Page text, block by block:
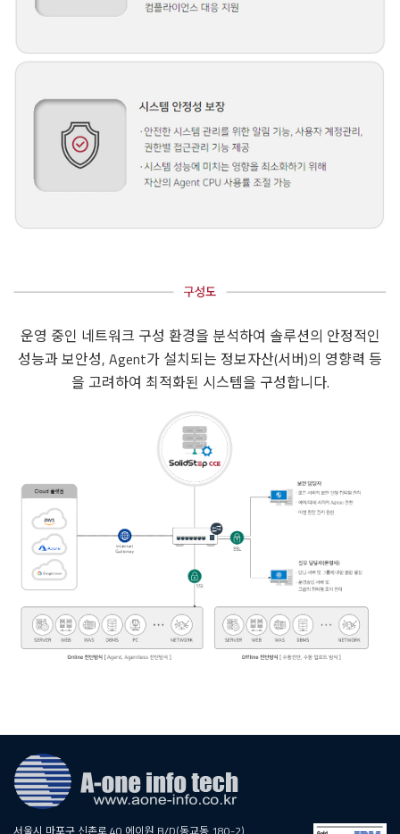
운영 중인 네트워크 구성 환경을 분석하여 솔루션의 안정적인
성능과 보안성, Agent가 설치되는 정보자산(서버)의 영향력 등
을 고려하여 최적화된 시스템을 구성합니다.
서울시 마포구 신촌로 40 에이원 B/D(동교동 180-2)